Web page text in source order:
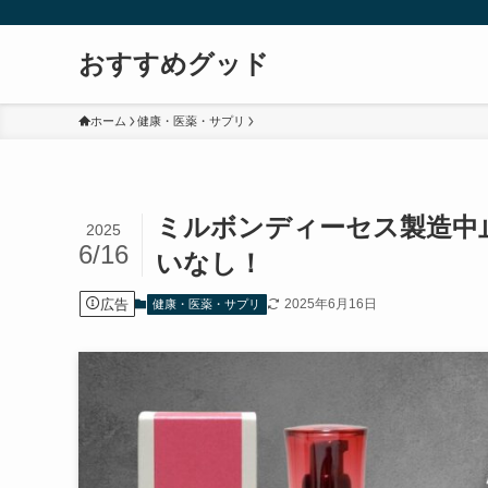
おすすめグッド
ホーム 健康・医薬・サプリ
ミルボンディーセス製造
いなし！
2025
6/16
広告 健康・医薬・サプリ 2025年6月16日